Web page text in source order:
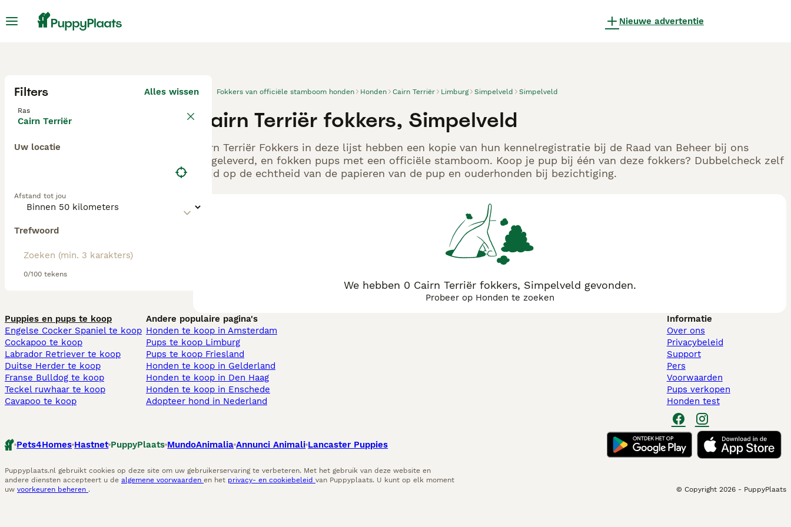
Nieuwe advertentie
Filters Alles wissen
Ras
Cairn Terriër
Uw locatie
Afstand tot jou
Trefwoord
0/100 tekens
Fokkers van officiële stamboom honden Honden Cairn Terriër Limburg Simpelveld Simpelveld
Cairn Terriër fokkers, Simpelveld
Cairn Terriër Fokkers in deze lijst hebben een kopie van hun kennelregistratie bij de Raad van Beheer bij ons
aangeleverd, en fokken pups met een officiële stamboom. Koop je pup bij één van deze fokkers? Dubbelcheck zelf
altijd op de echtheid van de papieren van de pup en ouderhonden bij bezichtiging.
We hebben 0 Cairn Terriër fokkers, Simpelveld gevonden.
Probeer op Honden te zoeken
Puppies en pups te koop
Engelse Cocker Spaniel te koop
Cockapoo te koop
Labrador Retriever te koop
Duitse Herder te koop
Franse Bulldog te koop
Teckel ruwhaar te koop
Cavapoo te koop
Andere populaire pagina's
Honden te koop in Amsterdam
Pups te koop Limburg​
Pups te koop Friesland​
Honden te koop in Gelderland
Honden te koop in Den Haag
Honden te koop in Enschede
Adopteer hond in Nederland
Informatie
Over ons
Privacybeleid
Support
Pers
Voorwaarden
Pups verkopen
Honden test
Pets4Homes Hastnet PuppyPlaats MundoAnimalia Annunci Animali Lancaster Puppies
Puppyplaats.nl gebruikt cookies op deze site om uw gebruikerservaring te verbeteren. Met het gebruik van deze website en
andere diensten accepteert u de algemene voorwaarden en het privacy- en cookiebeleid van Puppyplaats. U kunt op elk moment
uw voorkeuren beheren . © Copyright 2026 - PuppyPlaats